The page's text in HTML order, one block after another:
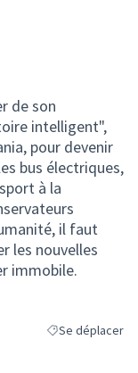
de son
intelligent",
pour devenir
bus électriques,
à la
il faut
les nouvelles
immobile.
Filtrer les
Se déplacer